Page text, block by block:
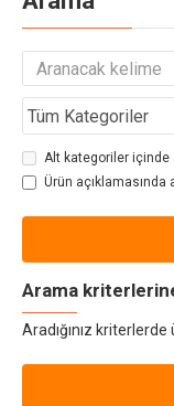
Alt kategoriler içinde
Ürün açıklamasında
Arama
Aradığınız kriterlerde